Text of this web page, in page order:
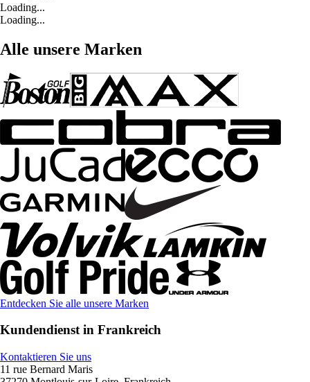
Loading...
Loading...
Alle unsere Marken
Entdecken Sie alle unsere Marken
Kundendienst in Frankreich
Kontaktieren Sie uns
11 rue Bernard Maris